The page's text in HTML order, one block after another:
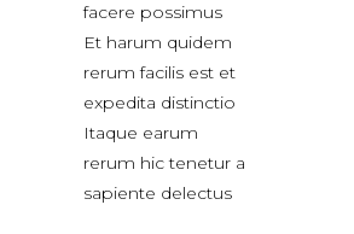
facere possimus
Et harum quidem
rerum facilis est et
expedita distinctio
Itaque earum
rerum hic tenetur a
sapiente delectus